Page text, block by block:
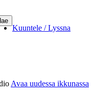
Kuuntele / Lyssna
Avaa uudessa ikkunassa